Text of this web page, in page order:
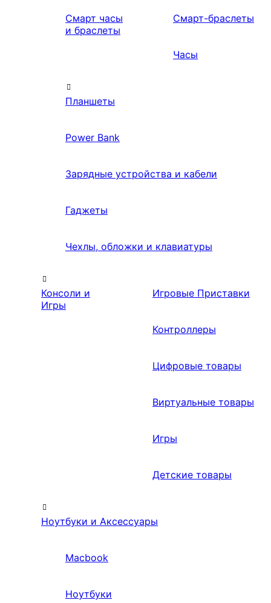
Смарт часы
и браслеты
Смарт-браслеты
Часы
Планшеты
Power Bank
Зарядные устройства и кабели
Гаджеты
Чехлы, обложки и клавиатуры
Консоли и
Игры
Игровые Приставки
Контроллеры
Цифровые товары
Виртуальные товары
Игры
Детские товары
Ноутбуки и Аксессуары
Macbook
Ноутбуки